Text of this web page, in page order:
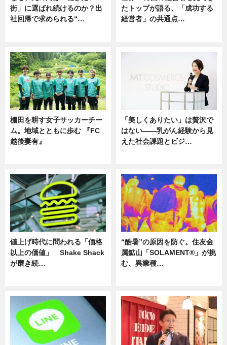
街」に選ばれ続けるのか？出
社回帰で求められる“…
たトップが語る、「成功する
経営者」の共通点…
棚田を耕す女子サッカーチー
ム。地域とともに歩む 『FC
越後妻有』
「美しくありたい」は贅沢で
はない――乳がん経験から見
えた社会課題とビジ…
値上げ時代に問われる「価格
以上の価値」 Shake Shack
が磨き続…
“酷暑”の原因を防ぐ。住友金
属鉱山「SOLAMENT®」が挑
む、異業種…